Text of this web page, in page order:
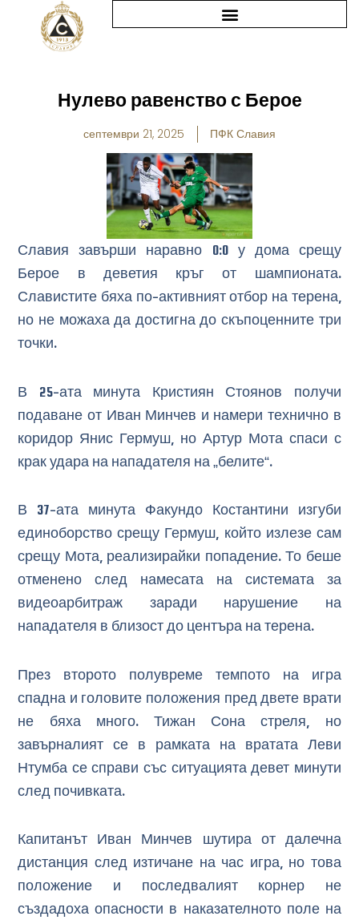
Нулево равенство с Берое
септември 21, 2025 ПФК Славия
Славия завърши наравно 0:0 у дома срещу
Берое в деветия кръг от шампионата.
Славистите бяха по-активният отбор на терена,
но не можаха да достигна до скъпоценните три
точки.
В 25-ата минута Кристиян Стоянов получи
подаване от Иван Минчев и намери технично в
коридор Янис Гермуш, но Артур Мота спаси с
крак удара на нападателя на „белите“.
В 37-ата минута Факундо Костантини изгуби
единоборство срещу Гермуш, който излезе сам
срещу Мота, реализирайки попадение. То беше
отменено след намесата на системата за
видеоарбитраж заради нарушение на
нападателя в близост до центъра на терена.
През второто полувреме темпото на игра
спадна и головите положения пред двете врати
не бяха много. Тижан Сона стреля, но
завърналият се в рамката на вратата Леви
Нтумба се справи със ситуацията девет минути
след почивката.
Капитанът Иван Минчев шутира от далечна
дистанция след изтичане на час игра, но това
положение и последвалият корнер не
създадоха опасности в наказателното поле на